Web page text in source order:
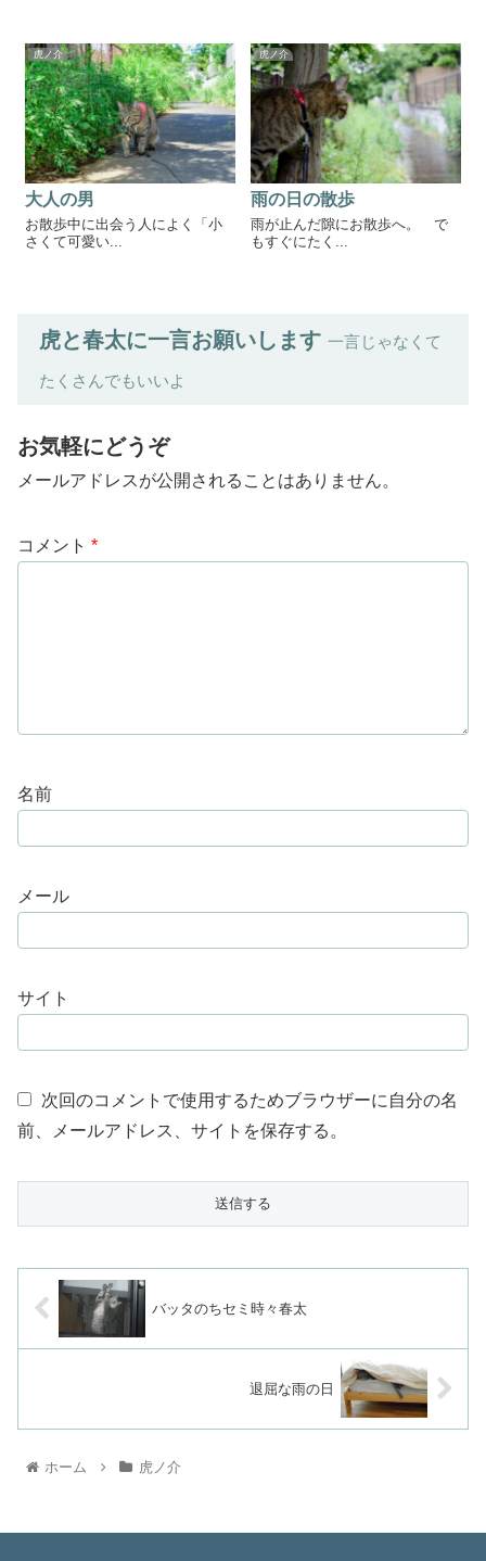
虎ノ介
大人の男
お散歩中に出会う人によく「小
さくて可愛い...
虎ノ介
雨の日の散歩
雨が止んだ隙にお散歩へ。 で
もすぐにたく...
虎と春太に一言お願いします 一言じゃなくて
たくさんでもいいよ
お気軽にどうぞ
メールアドレスが公開されることはありません。
コメント *
名前
メール
サイト
次回のコメントで使用するためブラウザーに自分の名
前、メールアドレス、サイトを保存する。
バッタのちセミ時々春太
退屈な雨の日
ホーム 虎ノ介